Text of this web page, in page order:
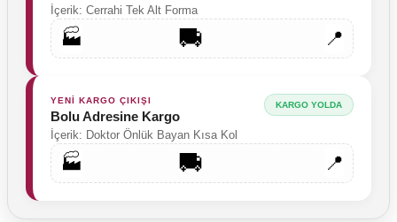
İçerik: Cerrahi Tek Alt Forma
🏭 🚚 📍
YENİ KARGO ÇIKIŞI
Bolu Adresine Kargo
İçerik: Doktor Önlük Bayan Kısa Kol
KARGO YOLDA
🏭 🚚 📍